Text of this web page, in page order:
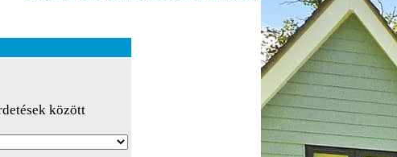
között